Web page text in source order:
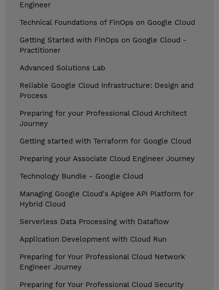
Engineer
Technical Foundations of FinOps on Google Cloud
Getting Started with FinOps on Google Cloud -
Practitioner
Advanced Solutions Lab
Reliable Google Cloud Infrastructure: Design and
Process
Preparing for your Professional Cloud Architect
Journey
Getting started with Terraform for Google Cloud
Preparing your Associate Cloud Engineer Journey
Technology Bundle - Google Cloud
Managing Google Cloud's Apigee API Platform for
Hybrid Cloud
Serverless Data Processing with Dataflow
Application Development with Cloud Run
Preparing for Your Professional Cloud Network
Engineer Journey
Preparing for Your Professional Cloud Security